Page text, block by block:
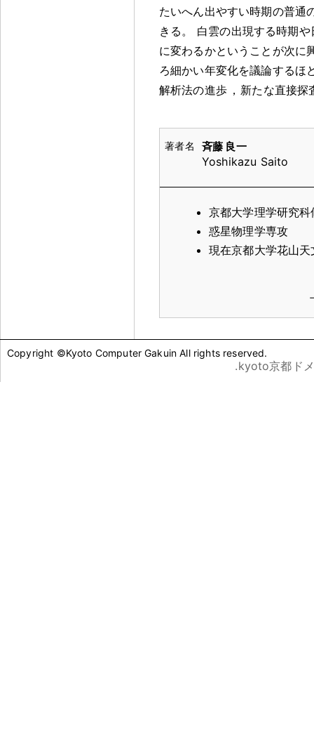
たいへん出やすい時期の普通
きる。
白雲の出現する時期
に変わるかということが次に
ろ細かい年変化を議論するほ
解析法の進歩 ， 新たな直接探
斉藤 良一
Yoshikazu Saito
京都大学理学研究科
惑星物理学専攻
現在京都大学花山
Copyright ©Kyoto Computer Gakuin All rights reserved.
.kyoto京都ド